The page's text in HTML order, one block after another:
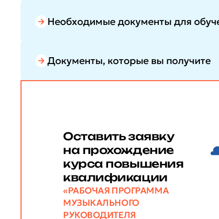
Необходимые документы для
Документы, которые вы получите
Оставить заявку
на прохождение
курса повышения
квалификации
«РАБОЧАЯ ПРОГРАММА
МУЗЫКАЛЬНОГО
РУКОВОДИТЕЛЯ